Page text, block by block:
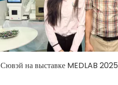
Сювэй на выставке MEDLAB 2025